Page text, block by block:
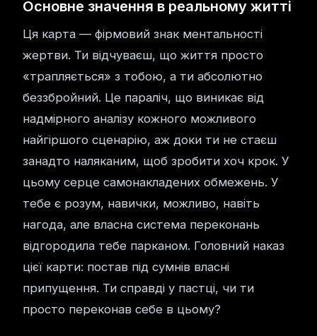
Основне значення в реальному житті
Ця карта — фірмовий знак ментальності
жертви. Ти відчуваєш, що життя просто
«трапляється» з тобою, а ти абсолютно
беззбройний. Це параліч, що виникає від
надмірного аналізу кожного можливого
найгіршого сценарію, аж доки ти не стаєш
занадто наляканим, щоб зробити хоч крок. У
цьому серце самонакладених обмежень. У
тебе є розум, навички, можливо, навіть
нагода, але власна система переконань
відгородила тебе парканом. Головний наказ
цієї карти: постав під сумнів власні
припущення. Ти справді у пастці, чи ти
просто переконав себе в цьому?